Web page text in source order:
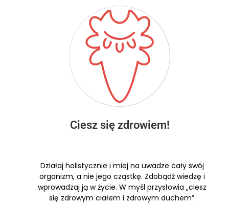
Ciesz się zdrowiem!
Działaj holistycznie i miej na uwadze cały swój
organizm, a nie jego cząstkę. Zdobądź wiedzę i
wprowadzaj ją w życie. W myśl przysłowia „ciesz
się zdrowym ciałem i zdrowym duchem”.